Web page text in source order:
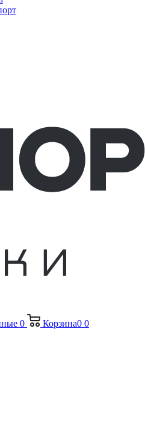
0 Корзина0 0